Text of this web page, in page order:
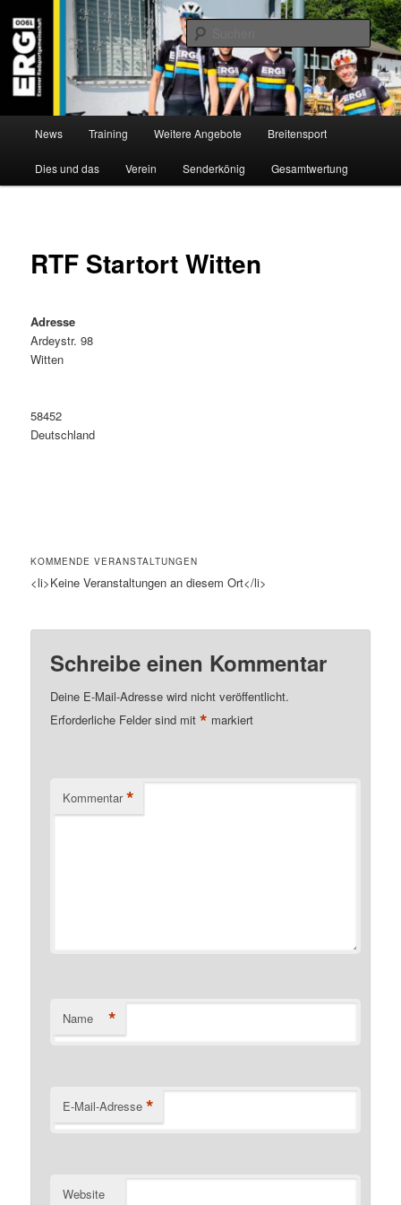
Inhalt
wechseln
ERG 1900 e.V
Willkommen bei der Essener Radsportgemeinschaft
News Training Weitere Angebote Breitensport
Dies und das Verein Senderkönig Gesamtwertung
RTF Startort Witten
Adresse
Ardeystr. 98
Witten
58452
Deutschland
KOMMENDE VERANSTALTUNGEN
<li>Keine Veranstaltungen an diesem Ort</li>
Schreibe einen Kommentar
Deine E-Mail-Adresse wird nicht veröffentlicht.
Erforderliche Felder sind mit* markiert
Kommentar *
Name *
E-Mail-Adresse *
Website